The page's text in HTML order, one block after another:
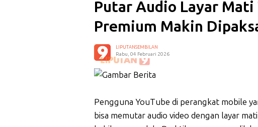
Putar Audio Layar Mati
Premium Makin
LIPUTANSEMBILAN
Rabu, 04 Februari 2026
Pengguna YouTube di perangkat mobile
bisa memutar audio video dengan layar